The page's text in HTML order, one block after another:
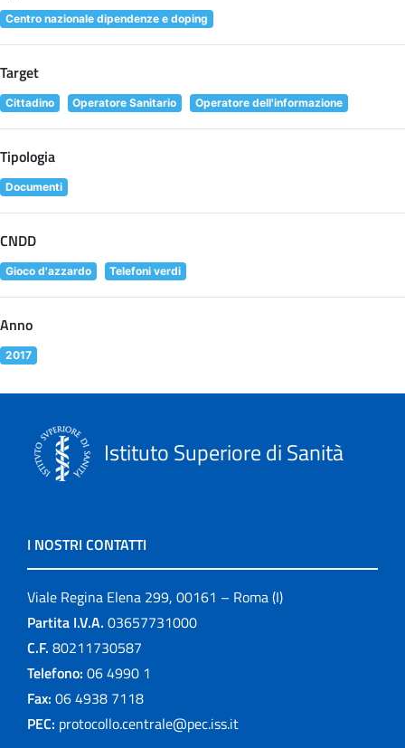
Centro nazionale dipendenze e doping
Target
Cittadino Operatore Sanitario Operatore dell'informazione
Tipologia
Documenti
CNDD
Gioco d'azzardo Telefoni verdi
Anno
2017
Istituto Superiore di Sanità
I NOSTRI CONTATTI
Viale Regina Elena 299, 00161 – Roma (I)
Partita I.V.A. 03657731000
C.F. 80211730587
Telefono: 06 4990 1
Fax: 06 4938 7118
PEC: protocollo.centrale@pec.iss.it